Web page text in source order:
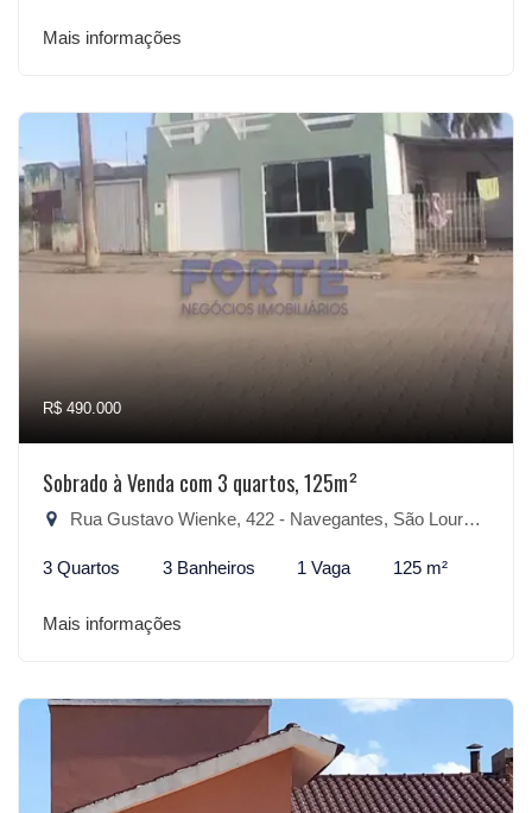
Mais informações
R$ 490.000
Sobrado à Venda com 3 quartos, 125m²
Rua Gustavo Wienke, 422 - Navegantes, São Lourenço do Sul-RS
3 Quartos 3 Banheiros 1 Vaga 125 m²
Mais informações